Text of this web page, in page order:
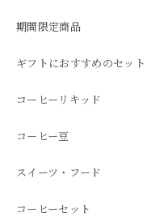
期間限定商品
ギフトにおすすめのセット
コーヒーリキッド
コーヒー豆
スイーツ・フード
コーヒーセット